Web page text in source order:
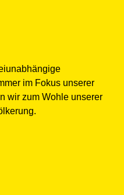
im Fokus unserer
wir zum Wohle unserer